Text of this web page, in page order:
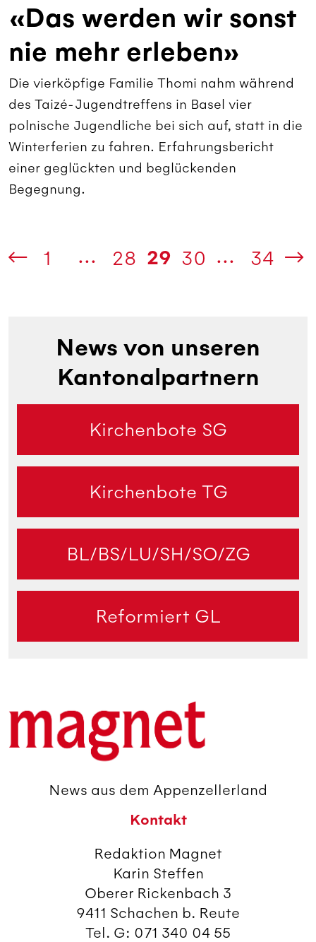
«Das werden wir sonst
nie mehr erleben»
Die vierköpfige Familie Thomi nahm während
des Taizé-Jugendtreffens in Basel vier
polnische Jugendliche bei sich auf, statt in die
Winterferien zu fahren. Erfahrungsbericht
einer geglückten und beglückenden
Begegnung.
1 ... 28 29 30 ... 34
News von unseren
Kantonalpartnern
Kirchenbote SG
Kirchenbote TG
BL/BS/LU/SH/SO/ZG
Reformiert GL
News aus dem Appenzellerland
Kontakt
Redaktion Magnet
Karin Steffen
Oberer Rickenbach 3
9411 Schachen b. Reute
Tel. G: 071 340 04 55